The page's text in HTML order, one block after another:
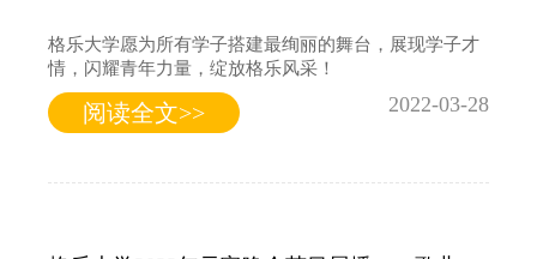
格乐大学愿为所有学子搭建最绚丽的舞台，展现学子才
情，闪耀青年力量，绽放格乐风采！
阅读全文>> 2022-03-28